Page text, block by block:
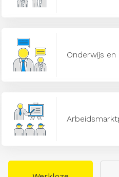
Onderwijs